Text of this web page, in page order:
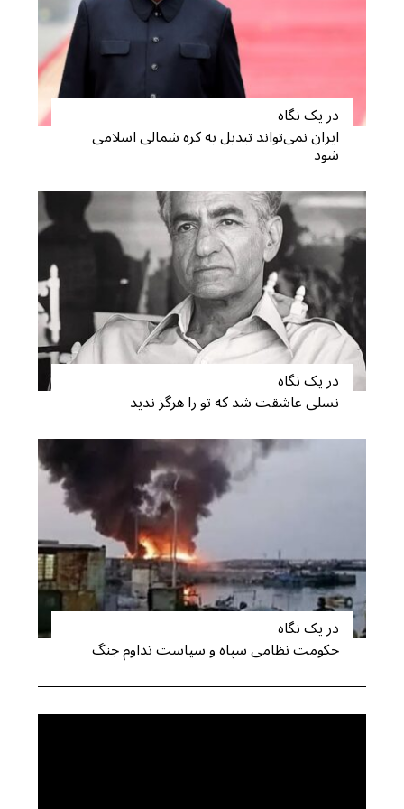
در یک نگاه
ایران نمی‌تواند تبدیل به کره شمالی اسلامی
شود
در یک نگاه
نسلی عاشقت شد که تو را هرگز ندید
در یک نگاه
حکومت نظامی سپاه و سیاست تداوم جنگ